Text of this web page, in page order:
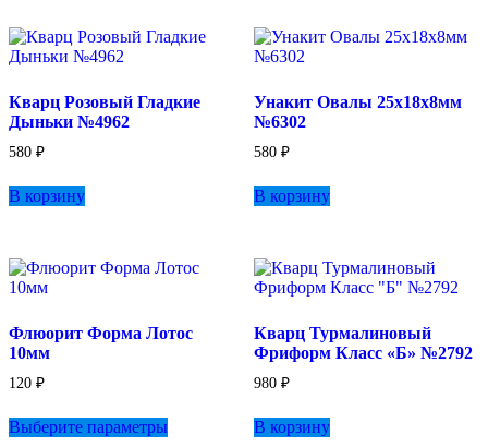
Кварц Розовый Гладкие
Дыньки №4962
580 ₽
В корзину
Унакит Овалы 25х18х8мм
№6302
580 ₽
В корзину
Флюорит Форма Лотос
10мм
120 ₽
Выберите параметры
Кварц Турмалиновый
Фриформ Класс «Б» №2792
980 ₽
В корзину